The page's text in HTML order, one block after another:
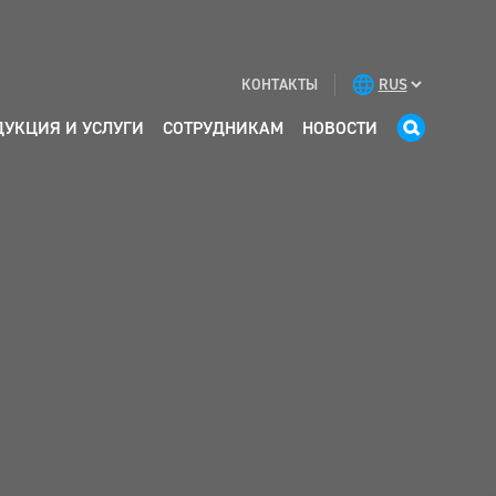
КОНТАКТЫ
И УСЛУГИ СОТРУДНИКАМ НОВОСТИ